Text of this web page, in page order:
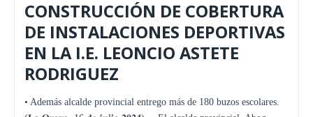
CONSTRUCCIÓN DE COBERTURA
DE INSTALACIONES DEPORTIVAS
EN LA I.E. LEONCIO ASTETE
RODRIGUEZ
• Además alcalde provincial entrego más de 180 buzos escolares.